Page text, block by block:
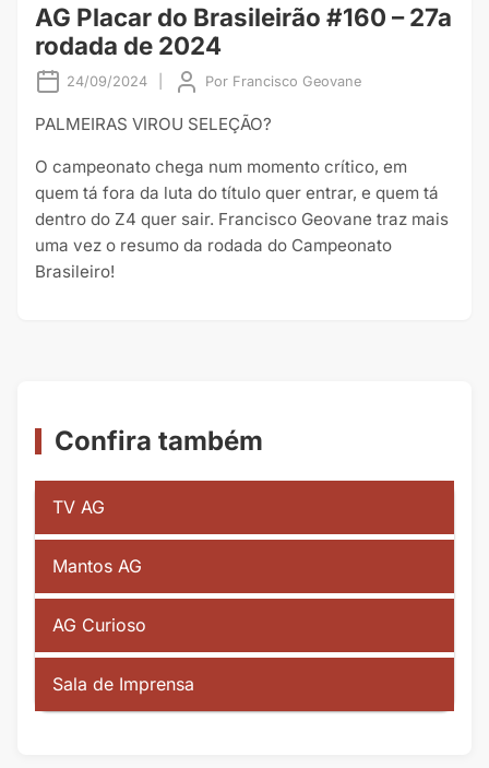
AG Placar do Brasileirão #160 – 27a
rodada de 2024
24/09/2024 Por Francisco Geovane
PALMEIRAS VIROU SELEÇÃO?
O campeonato chega num momento crítico, em
quem tá fora da luta do título quer entrar, e quem tá
dentro do Z4 quer sair. Francisco Geovane traz mais
uma vez o resumo da rodada do Campeonato
Brasileiro!
Confira também
TV AG
Mantos AG
AG Curioso
Sala de Imprensa